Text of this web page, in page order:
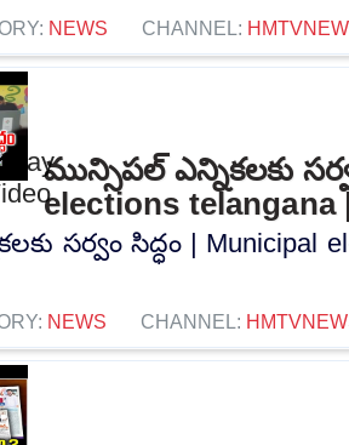
NEWS CHANNEL:
మున్సిపల్ ఎన్నికలకు
elections telangana
సర్వం సిద్ధం | Municipal
NEWS CHANNEL: